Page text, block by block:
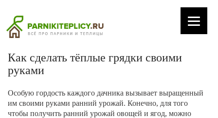
Как сделать тёплые грядки своими
руками
Особую гордость каждого дачника вызывает выращенный
им своими руками ранний урожай. Конечно, для того
чтобы получить ранний урожай овощей и ягод, можно